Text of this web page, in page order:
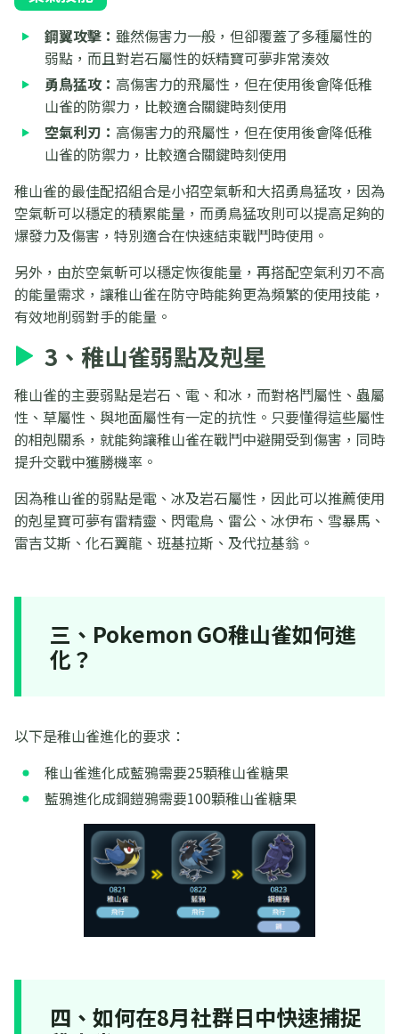
鋼翼攻擊： 雖然傷害力一般，但卻覆蓋了多種屬性的
弱點，而且對岩石屬性的妖精寶可夢非常湊效
勇鳥猛攻： 高傷害力的飛屬性，但在使用後會降低稚
山雀的防禦力，比較適合關鍵時刻使用
空氣利刃： 高傷害力的飛屬性，但在使用後會降低稚
山雀的防禦力，比較適合關鍵時刻使用
稚山雀的最佳配招組合是小招空氣斬和大招勇鳥猛攻，因為
空氣斬可以穩定的積累能量，而勇鳥猛攻則可以提高足夠的
爆發力及傷害，特別適合在快速結束戰鬥時使用。
另外，由於空氣斬可以穩定恢復能量，再搭配空氣利刃不高
的能量需求，讓稚山雀在防守時能夠更為頻繁的使用技能，
有效地削弱對手的能量。
3、稚山雀弱點及剋星
稚山雀的主要弱點是岩石、電、和冰，而對格鬥屬性、蟲屬
性、草屬性、與地面屬性有一定的抗性。只要懂得這些屬性
的相剋關系，就能夠讓稚山雀在戰鬥中避開受到傷害，同時
提升交戰中獲勝機率。
因為稚山雀的弱點是電、冰及岩石屬性，因此可以推薦使用
的剋星寶可夢有雷精靈、閃電鳥、雷公、冰伊布、雪暴馬、
雷吉艾斯、化石翼龍、班基拉斯、及代拉基翁。
三、Pokemon GO稚山雀如何進
化？
以下是稚山雀進化的要求：
稚山雀進化成藍鴉需要25顆稚山雀糖果
藍鴉進化成鋼鎧鴉需要100顆稚山雀糖果
四、如何在8月社群日中快速捕捉